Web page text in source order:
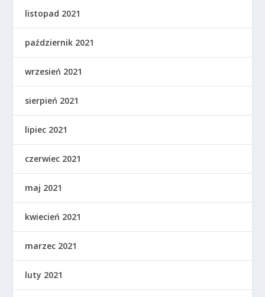
listopad 2021
październik 2021
wrzesień 2021
sierpień 2021
lipiec 2021
czerwiec 2021
maj 2021
kwiecień 2021
marzec 2021
luty 2021